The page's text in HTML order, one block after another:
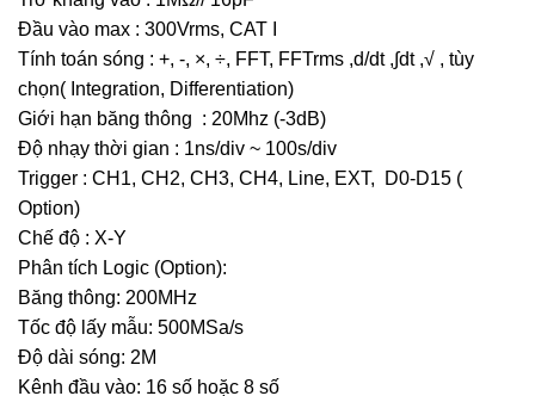
Đầu vào max : 300Vrms, CAT I
Tính toán sóng : +, -, ×, ÷, FFT, FFTrms ,d/dt ,∫dt ,√ , tùy
chọn( Integration, Differentiation)
Giới hạn băng thông : 20Mhz (-3dB)
Độ nhạy thời gian : 1ns/div ~ 100s/div
Trigger : CH1, CH2, CH3, CH4, Line, EXT, D0-D15 (
Option)
Chế độ : X-Y
Phân tích Logic (Option):
Băng thông: 200MHz
Tốc độ lấy mẫu: 500MSa/s
Độ dài sóng: 2M
Kênh đầu vào: 16 số hoặc 8 số